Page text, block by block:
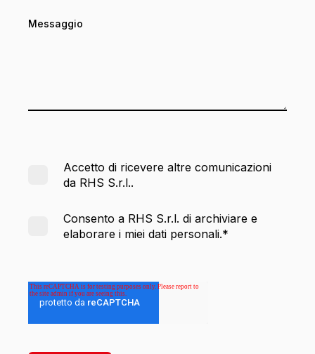
Messaggio
Accetto di ricevere altre comunicazioni
da RHS S.r.l..
Consento a RHS S.r.l. di archiviare e
elaborare i miei dati personali.*